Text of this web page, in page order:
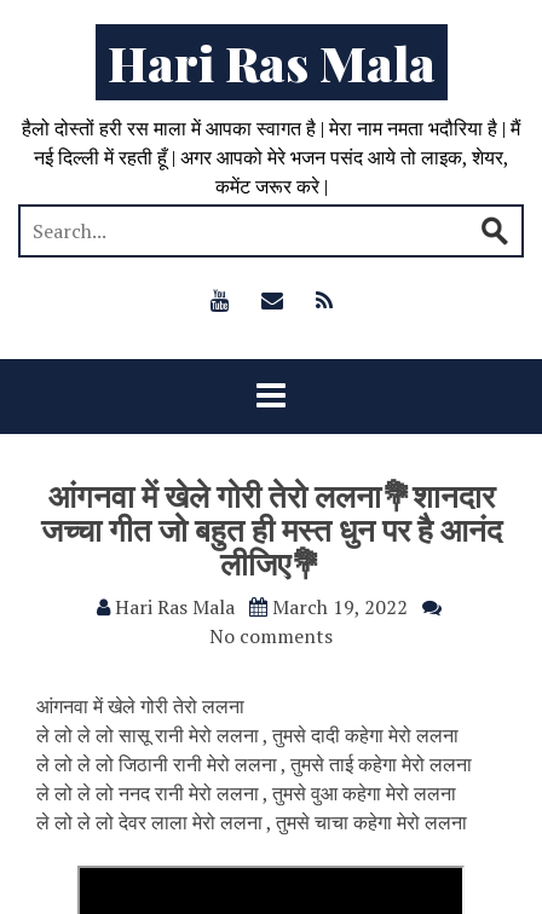
Hari Ras Mala
हैलो दोस्तों हरी रस माला में आपका स्वागत है | मेरा नाम नमता भदौरिया है | मैं
नई दिल्ली में रहती हूँ | अगर आपको मेरे भजन पसंद आये तो लाइक, शेयर,
कमेंट जरूर करे |
आंगनवा में खेले गोरी तेरो ललना💐शानदार
जच्चा गीत जो बहुत ही मस्त धुन पर है आनंद
लीजिए💐
Hari Ras Mala
March 19, 2022
No comments
आंगनवा में खेले गोरी तेरो ललना
ले लो ले लो सासू रानी मेरो ललना , तुमसे दादी कहेगा मेरो ललना
ले लो ले लो जिठानी रानी मेरो ललना , तुमसे ताई कहेगा मेरो ललना
ले लो ले लो ननद रानी मेरो ललना , तुमसे वुआ कहेगा मेरो ललना
ले लो ले लो देवर लाला मेरो ललना , तुमसे चाचा कहेगा मेरो ललना